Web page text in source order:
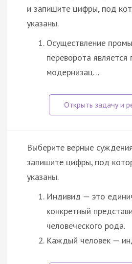
и запишите цифры, под
указаны.
Осуществление
переворота является
модернизац…
Выберите верные
запишите цифры, под
указаны.
Индивид — это
конкретный
человеческого рода.
Каждый человек —